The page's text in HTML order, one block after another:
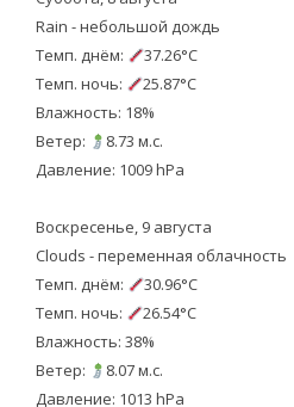
Rain - небольшой дождь
Темп. днём:
37.26°C
Темп. ночь:
25.87°C
Влажность: 18%
Ветер:
8.73 м.с.
Давление: 1009 hPa
Воскресенье, 9 августа
Clouds - переменная облачность
Темп. днём:
30.96°C
Темп. ночь:
26.54°C
Влажность: 38%
Ветер:
8.07 м.с.
Давление: 1013 hPa